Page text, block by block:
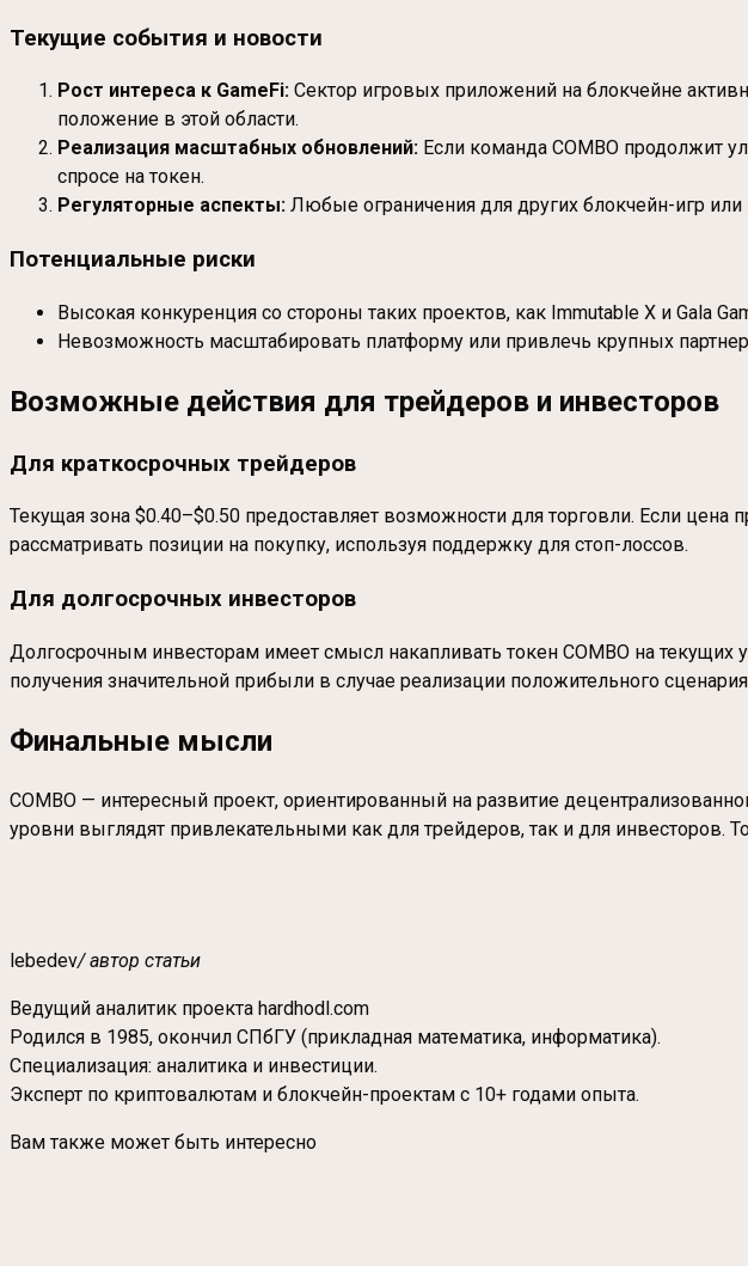
Текущие события и новости
Рост интереса к GameFi: Сектор игровых приложений на блокчейне
положение в этой области.
Реализация масштабных обновлений: Если команда COMBO продолжит
спросе на токен.
Регуляторные аспекты: Любые ограничения для других блокчейн-игр или
Потенциальные риски
Высокая конкуренция со стороны таких проектов, как Immutable X и Gala
Невозможность масштабировать платформу или привлечь крупных
Возможные действия для трейдеров и инвесторов
Для краткосрочных трейдеров
Текущая зона $0.40–$0.50 предоставляет возможности для торговли. Если
рассматривать позиции на покупку, используя поддержку для стоп-лоссов.
Для долгосрочных инвесторов
Долгосрочным инвесторам имеет смысл накапливать токен COMBO на текущих
получения значительной прибыли в случае реализации положительного
Финальные мысли
COMBO — интересный проект, ориентированный на развитие
уровни выглядят привлекательными как для трейдеров, так и для инвесторов.
lebedev/ автор статьи
Ведущий аналитик проекта hardhodl.com
Родился в 1985, окончил СПбГУ (прикладная математика, информатика).
Специализация: аналитика и инвестиции.
Эксперт по криптовалютам и блокчейн-проектам с 10+ годами опыта.
Вам также может быть интересно